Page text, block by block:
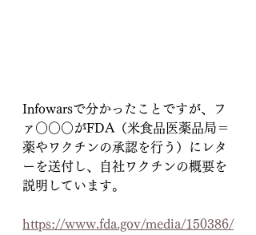
Infowarsで分かったことですが、フ
ァ○○○がFDA（米食品医薬品局＝
薬やワクチンの承認を行う）にレタ
ーを送付し、自社ワクチンの概要を
説明しています。
https://www.fda.gov/media/150386/